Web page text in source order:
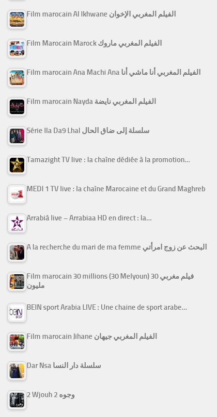
Film marocain Al Ikhwane الفيلم المغربي الإخوان
Film Marocain Marock الفيلم المغربي ماروك
Film marocain Ana Machi Ana الفيلم المغربي أنا ماشي أنا
Film marocain Nayda الفيلم المغربي نايضة
Série Ila Da9 Lhal سلسلة إلى ضاق الحال
Tamazight TV live : la chaîne dédiée à la promotion…
MEDI 1 TV live : la chaîne Marocaine et du Grand Maghreb
Arrabiâ live – Arrabiaa HD en direct : la…
A la recherche du mari de ma femme البحث عن زوج امرأتي
Film marocain 30 millions (30 Melyoun) فيلم مغربي 30
مليون
BEIN sport Arabia LIVE : Une chaine de sport arabe…
Film marocain Jihane الفيلم المغربي جيهان
Dar Nsa سلسلة دار النسا
2 Wjouh 2 وجوه